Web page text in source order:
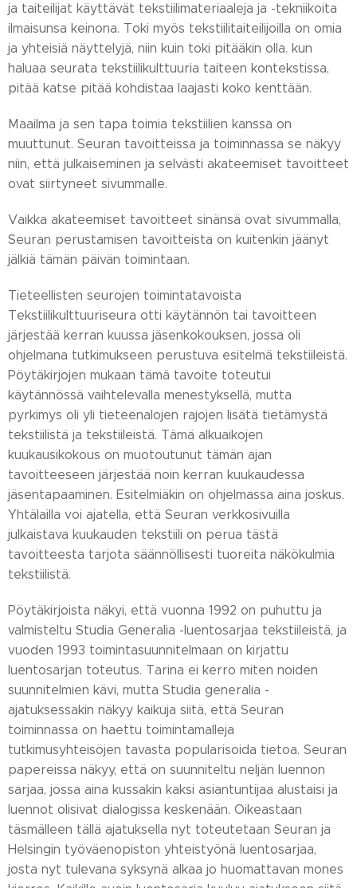
ja taiteilijat käyttävät tekstiilimateriaaleja ja -tekniikoita
ilmaisunsa keinona. Toki myös tekstiilitaiteilijoilla on omia
ja yhteisiä näyttelyjä, niin kuin toki pitääkin olla. kun
haluaa seurata tekstiilikulttuuria taiteen kontekstissa,
pitää katse pitää kohdistaa laajasti koko kenttään.
Maailma ja sen tapa toimia tekstiilien kanssa on
muuttunut. Seuran tavoitteissa ja toiminnassa se näkyy
niin, että julkaiseminen ja selvästi akateemiset tavoitteet
ovat siirtyneet sivummalle.
Vaikka akateemiset tavoitteet sinänsä ovat sivummalla,
Seuran perustamisen tavoitteista on kuitenkin jäänyt
jälkiä tämän päivän toimintaan.
Tieteellisten seurojen toimintatavoista
Tekstiilikulttuuriseura otti käytännön tai tavoitteen
järjestää kerran kuussa jäsenkokouksen, jossa oli
ohjelmana tutkimukseen perustuva esitelmä tekstiileistä.
Pöytäkirjojen mukaan tämä tavoite toteutui
käytännössä vaihtelevalla menestyksellä, mutta
pyrkimys oli yli tieteenalojen rajojen lisätä tietämystä
tekstiilistä ja tekstiileistä. Tämä alkuaikojen
kuukausikokous on muotoutunut tämän ajan
tavoitteeseen järjestää noin kerran kuukaudessa
jäsentapaaminen. Esitelmiäkin on ohjelmassa aina joskus.
Yhtälailla voi ajatella, että Seuran verkkosivuilla
julkaistava kuukauden tekstiili on perua tästä
tavoitteesta tarjota säännöllisesti tuoreita näkökulmia
tekstiilistä.
Pöytäkirjoista näkyi, että vuonna 1992 on puhuttu ja
valmisteltu Studia Generalia -luentosarjaa tekstiileistä, ja
vuoden 1993 toimintasuunnitelmaan on kirjattu
luentosarjan toteutus. Tarina ei kerro miten noiden
suunnitelmien kävi, mutta Studia generalia -
ajatuksessakin näkyy kaikuja siitä, että Seuran
toiminnassa on haettu toimintamalleja
tutkimusyhteisöjen tavasta popularisoida tietoa. Seuran
papereissa näkyy, että on suunniteltu neljän luennon
sarjaa, jossa aina kussakin kaksi asiantuntijaa alustaisi ja
luennot olisivat dialogissa keskenään. Oikeastaan
täsmälleen tällä ajatuksella nyt toteutetaan Seuran ja
Helsingin työväenopiston yhteistyönä luentosarjaa,
josta nyt tulevana syksynä alkaa jo huomattavan mones